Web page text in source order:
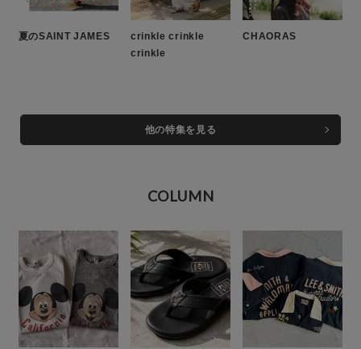
夏のSAINT JAMES
crinkle crinkle
crinkle
CHAORAS
他の特集を見る
COLUMN